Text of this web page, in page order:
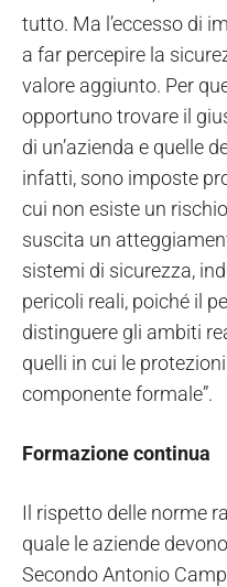
tutto. Ma l’eccesso di
a far percepire la
valore aggiunto. Per
opportuno trovare il
di un’azienda e quelle
infatti, sono imposte
cui non esiste un
suscita un
sistemi di sicurezza,
pericoli reali, poiché il
distinguere gli ambiti
quelli in cui le
componente formale”.
Formazione continua
Il rispetto delle norme
quale le aziende
Secondo Antonio